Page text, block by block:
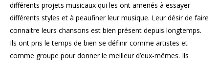
différents projets musicaux qui les ont amenés à essayer
différents styles et à peaufiner leur musique. Leur désir de faire
connaitre leurs chansons est bien présent depuis longtemps.
Ils ont pris le temps de bien se définir comme artistes et
comme groupe pour donner le meilleur d’eux-mêmes. Ils